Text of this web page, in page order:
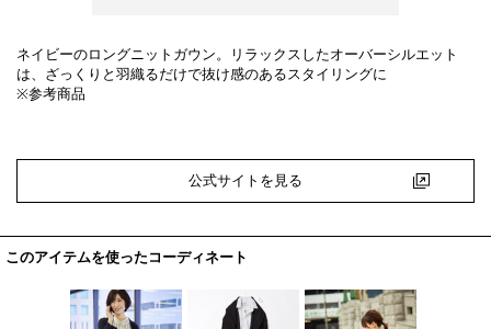
ネイビーのロングニットガウン。リラックスしたオーバーシルエット
は、ざっくりと羽織るだけで抜け感のあるスタイリングに
※参考商品
公式サイトを見る
このアイテムを使ったコーディネート